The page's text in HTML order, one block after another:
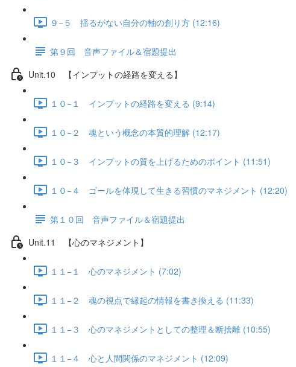
９−５ 揺るがない自分の軸の創り方 (12:16)
第９回 音声ファイル＆宿題提出
Unit.10 【インプットの経路を変える】
１０−１ インプットの経路を変える (9:14)
１０−２ 魂という概念の本質的理解 (12:17)
１０−３ インプットの質を上げるためのポイント (11:51)
１０−４ ゴールを体現して生きる習慣のマネジメント (12:20)
第１０回 音声ファイル＆宿題提出
Unit.11 【心のマネジメント】
１１−１ 心のマネジメント (7:02)
１１−２ 魂の視点で縁起の情報を書き換える (11:33)
１１−３ 心のマネジメントとしての整理＆断捨離 (10:55)
１１−４ 心と人間関係のマネジメント (12:09)